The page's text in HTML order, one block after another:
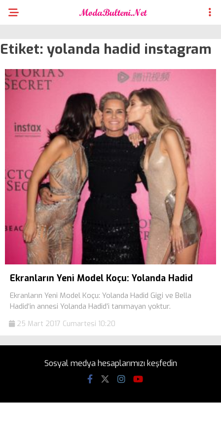
Etiket: yolanda hadid instagram
Ekranların Yeni Model Koçu: Yolanda Hadid
Ekranların Yeni Model Koçu: Yolanda Hadid Gigi ve Bella
Hadid‘in annesi Yolanda Hadid’i tanımayan yoktur.
25 Mart 2017 Cumartesi 10:20
Sosyal medya hesaplarımızı keşfedin